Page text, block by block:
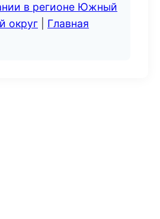
в регионе Южный
округ
Главная